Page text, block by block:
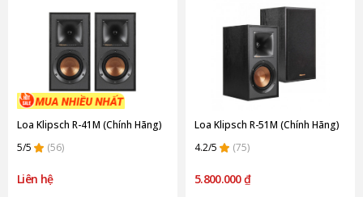
Loa Klipsch R-41M (Chính Hãng)
5/5
(56)
Liên hệ
Loa Klipsch R-51M (Chính Hãng)
4.2/5
(75)
5.800.000 ₫